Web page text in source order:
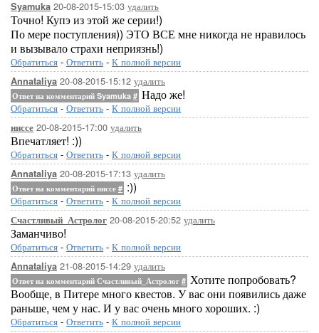
Syamuka 20-08-2015-15:03 удалить
Точно! Купэ из этой же серии!)
По мере поступления)) ЭТО ВСЕ мне никогда не нравилось
и вызывало страхи неприязнь!)
Обратиться - Ответить - К полной версии
Annataliya 20-08-2015-15:12 удалить
Ответ на комментарий Syamuka # Надо же!
Обратиться - Ответить - К полной версии
ниссе 20-08-2015-17:00 удалить
Впечатляет! :))
Обратиться - Ответить - К полной версии
Annataliya 20-08-2015-17:13 удалить
Ответ на комментарий ниссе # :))
Обратиться - Ответить - К полной версии
Счастливый_Астролог 20-08-2015-20:52 удалить
Заманчиво!
Обратиться - Ответить - К полной версии
Annataliya 21-08-2015-14:29 удалить
Ответ на комментарий Счастливый_Астролог # Хотите попробовать?
Вообще, в Питере много квестов. У вас они появились даже
раньше, чем у нас. И у вас очень много хороших. :)
Обратиться - Ответить - К полной версии